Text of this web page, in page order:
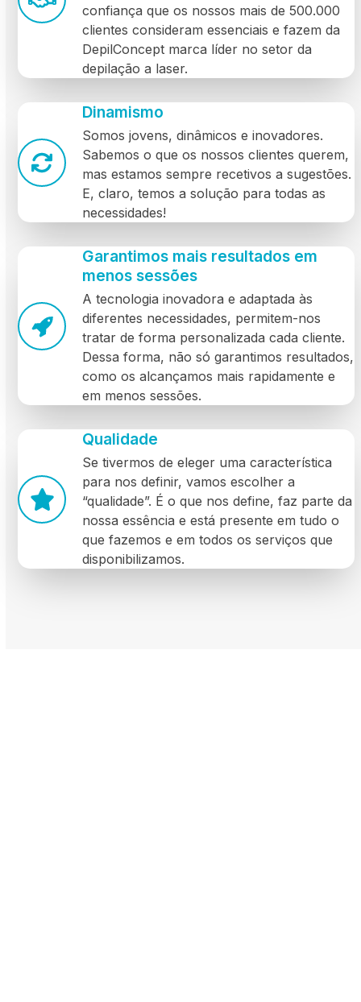
confiança que os nossos mais de 500.000
clientes consideram essenciais e fazem da
DepilConcept marca líder no setor da
depilação a laser.
Dinamismo
Somos jovens, dinâmicos e inovadores.
Sabemos o que os nossos clientes querem,
mas estamos sempre recetivos a sugestões.
E, claro, temos a solução para todas as
necessidades!
Garantimos mais resultados em
menos sessões
A tecnologia inovadora e adaptada às
diferentes necessidades, permitem-nos
tratar de forma personalizada cada cliente.
Dessa forma, não só garantimos resultados,
como os alcançamos mais rapidamente e
em menos sessões.
Qualidade
Se tivermos de eleger uma característica
para nos definir, vamos escolher a
“qualidade”. É o que nos define, faz parte da
nossa essência e está presente em tudo o
que fazemos e em todos os serviços que
disponibilizamos.